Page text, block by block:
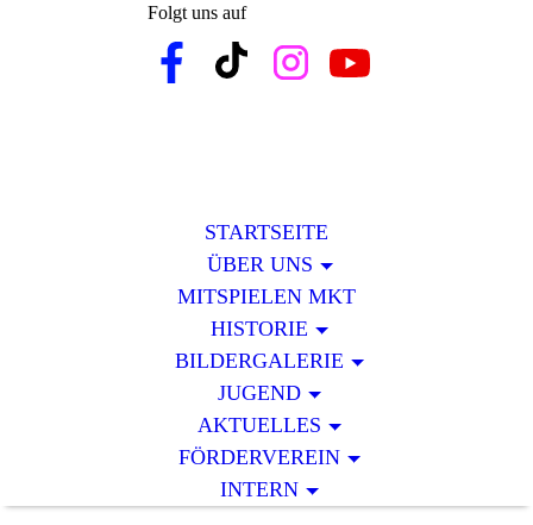
Folgt uns auf
STARTSEITE
ÜBER UNS
MITSPIELEN MKT
HISTORIE
BILDERGALERIE
JUGEND
AKTUELLES
FÖRDERVEREIN
INTERN